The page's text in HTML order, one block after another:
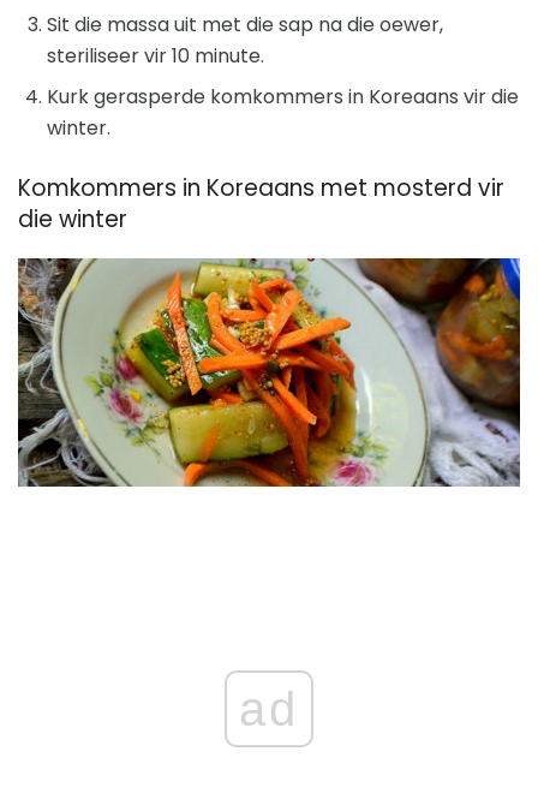
Sit die massa uit met die sap na die oewer,
steriliseer vir 10 minute.
Kurk gerasperde komkommers in Koreaans vir die
winter.
Komkommers in Koreaans met mosterd vir
die winter
ad